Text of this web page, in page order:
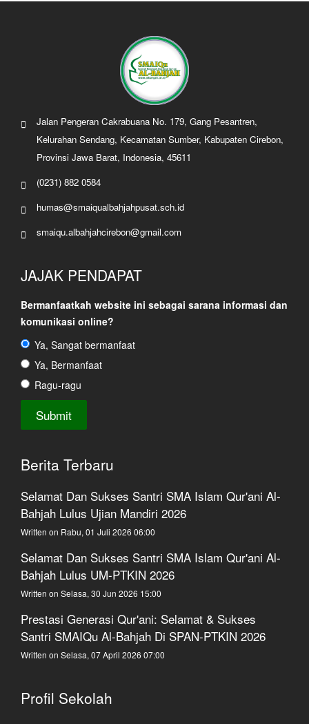
Jalan Pengeran Cakrabuana No. 179, Gang Pesantren,
Kelurahan Sendang, Kecamatan Sumber, Kabupaten Cirebon,
Provinsi Jawa Barat, Indonesia, 45611
(0231) 882 0584
humas@smaiqualbahjahpusat.sch.id
smaiqu.albahjahcirebon@gmail.com
JAJAK PENDAPAT
Bermanfaatkah website ini sebagai sarana informasi dan
komunikasi online?
Ya, Sangat bermanfaat
Ya, Bermanfaat
Ragu-ragu
Berita Terbaru
Selamat Dan Sukses Santri SMA Islam Qur'ani Al-
Bahjah Lulus Ujian Mandiri 2026
Written on Rabu, 01 Juli 2026 06:00
Selamat Dan Sukses Santri SMA Islam Qur'ani Al-
Bahjah Lulus UM-PTKIN 2026
Written on Selasa, 30 Jun 2026 15:00
Prestasi Generasi Qur'ani: Selamat & Sukses
Santri SMAIQu Al-Bahjah Di SPAN-PTKIN 2026
Written on Selasa, 07 April 2026 07:00
Profil Sekolah